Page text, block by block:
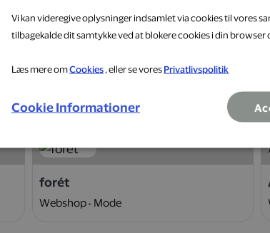
5 % 10 %
forét
Webshop Mode
Vi kan videregive oplysninger indsamlet via cookies til vores
tilbagekalde dit samtykke ved at blokere cookies i din
Læs mere omCookies , eller se vores Privatlivspolitik
Cookie Informationer